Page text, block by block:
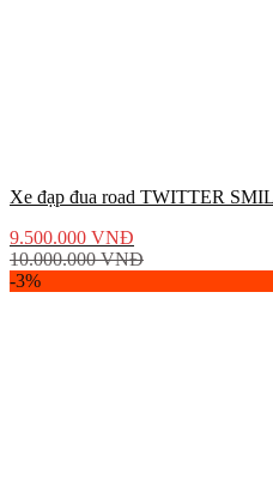
Xe đạp đua road TWITTER
9.500.000 VNĐ
10.000.000VNĐ
-3%